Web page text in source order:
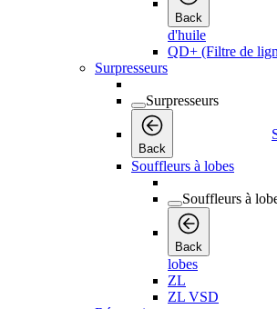
Back
d'huile
QD+ (Filtre de
Surpresseurs
Surpresseurs
Back
Souffleurs à lobes
Souffleurs à
Back
lobes
ZL
ZL VSD